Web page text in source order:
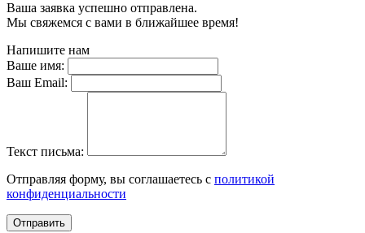
Ваша заявка успешно отправлена.
Мы свяжемся с вами в ближайшее время!
Напишите нам
Ваше имя:
Ваш Email:
Текст письма:
Отправляя форму, вы соглашаетесь с политикой
конфиденциальности
Отправить